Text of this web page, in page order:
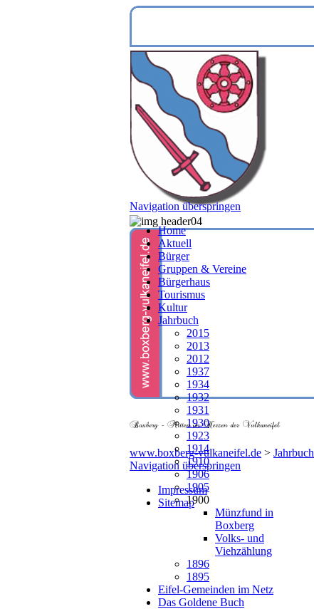
www.boxberg-vulkaneifel.de > Jahrbuch
Navigation überspringen
Impressum
Sitemap
Navigation überspringen
Home
Aktuell
Bürger
Gruppen & Vereine
Bürgerhaus
Tourismus
Kultur
Jahrbuch
2015
2013
2012
1937
1934
1932
1931
1930
1923
1914
1910
1906
1905
1900
Münzfund in
Boxberg
Volks- und
Viehzählung
1896
1895
Eifel-Gemeinden im Netz
Das Goldene Buch